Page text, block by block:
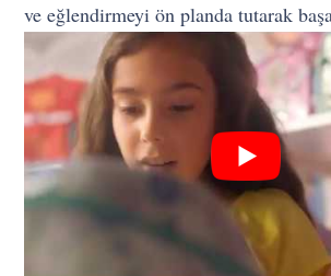
ve eğlendirmeyi ön planda tutarak